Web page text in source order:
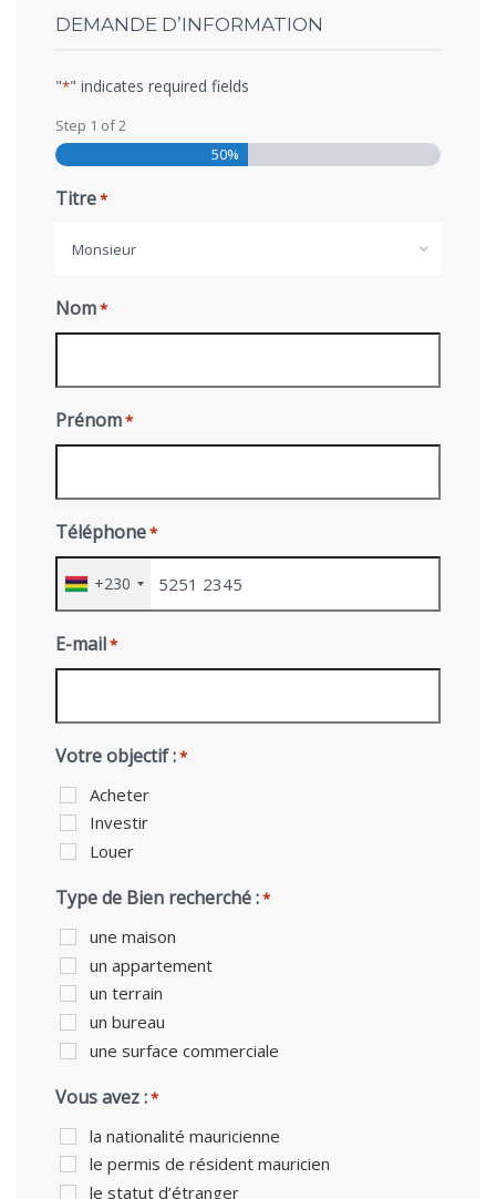
DEMANDE D’INFORMATION
"*" indicates required fields
Step 1 of2
50%
Titre*
Monsieur
Nom*
Prénom*
Téléphone*
+230
E-mail*
Votre objectif :*
Acheter
Investir
Louer
Type de Bien recherché :*
une maison
un appartement
un terrain
un bureau
une surface commerciale
Vous avez :*
la nationalité mauricienne
le permis de résident mauricien
le statut d’étranger